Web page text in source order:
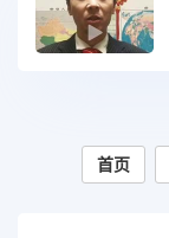
首页